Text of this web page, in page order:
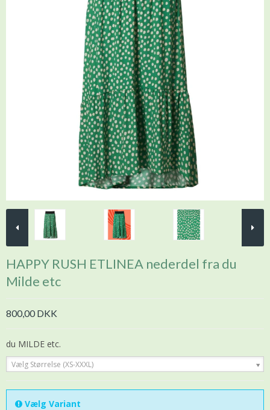
HAPPY RUSH ETLINEA nederdel fra du
Milde etc
800,00 DKK
du MILDE etc.
Vælg Størrelse (XS-XXXL)
Vælg Variant